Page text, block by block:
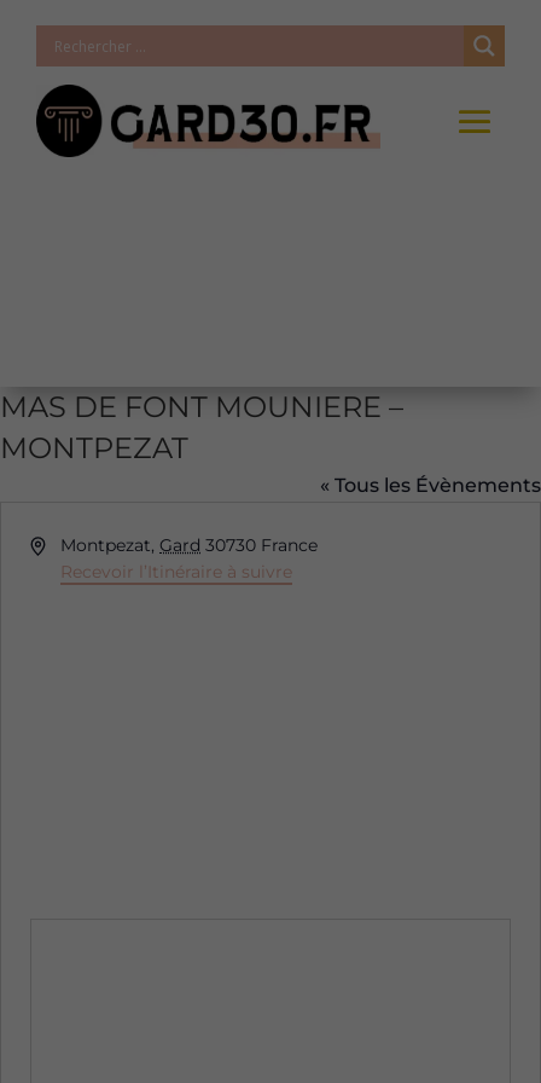
MAS DE FONT MOUNIERE –
MONTPEZAT
« Tous les Évènements
AdresseMontpezat, Gard 30730 France
Recevoir l’Itinéraire à suivre